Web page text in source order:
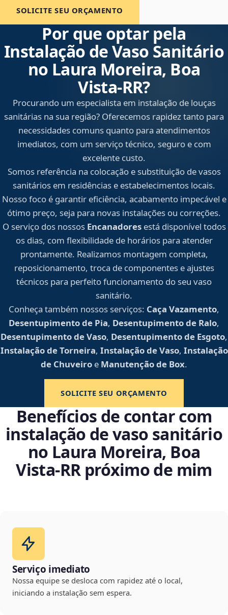
SOLICITE SEU ORÇAMENTO
Por que optar pela
Instalação de Vaso Sanitário
no Laura Moreira, Boa
Vista‑RR?
Procurando um especialista em instalação de louças
sanitárias na sua região? Oferecemos rapidez tanto para
necessidades comuns quanto para atendimentos
imediatos, com um serviço técnico, seguro e com
excelente custo.
Somos referência na colocação e substituição de vasos
sanitários em residências e estabelecimentos locais.
Nosso foco é garantir eficiência, acabamento impecável e
ótimo preço, seja para novas instalações ou correções.
O serviço dos nossos Encanadoresestá disponível todos
os dias, com flexibilidade de horários para atender
prontamente. Realizamos montagem completa,
reposicionamento, troca de componentes e ajustes
técnicos para perfeito funcionamento do seu vaso
sanitário.
Conheça também nossos serviços: Caça Vazamento,
Desentupimento de Pia, Desentupimento de Ralo,
Desentupimento de Vaso, Desentupimento de Esgoto,
Instalação de Torneira, Instalação de Vaso, Instalação
de Chuveiro e Manutenção de Box.
SOLICITE SEU ORÇAMENTO
Benefícios de contar com
instalação de vaso sanitário
no Laura Moreira, Boa
Vista‑RR próximo de mim
Serviço imediato
Nossa equipe se desloca com rapidez até o local,
iniciando a instalação sem espera.